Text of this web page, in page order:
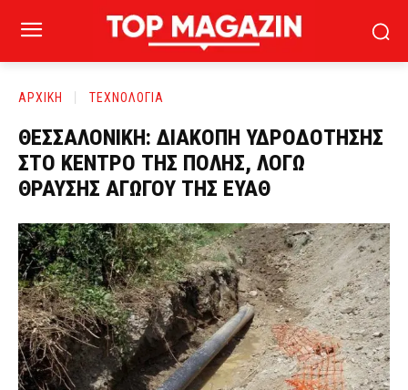
ΑΡΧΙΚΗ ΤΕΧΝΟΛΟΓΙΑ
ΘΕΣΣΑΛΟΝΙΚΗ: ΔΙΑΚΟΠΗ ΥΔΡΟΔΟΤΗΣΗΣ
ΣΤΟ ΚΕΝΤΡΟ ΤΗΣ ΠΟΛΗΣ, ΛΟΓΩ
ΘΡΑΥΣΗΣ ΑΓΩΓΟΥ ΤΗΣ ΕΥΑΘ